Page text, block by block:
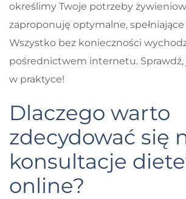
określimy Twoje potrzeby
zaproponuję optymalne,
Wszystko bez konieczności
pośrednictwem internetu. Sprawdź,
w praktyce!
Dlaczego warto
zdecydować się
konsultacje
online?